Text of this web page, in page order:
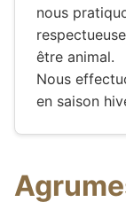
nous
être animal.
Nous
en saison